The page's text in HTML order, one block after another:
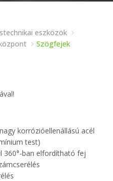
eszközök
Szögfejek
korrózióellenállású acél
test)
360°-ban elfordítható fej